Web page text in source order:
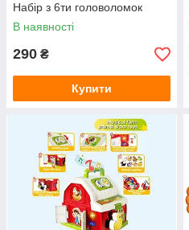
Набір з 6ти головоломок
В наявності
290 ₴
Купити